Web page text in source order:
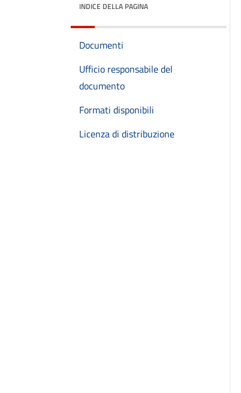
INDICE DELLA PAGINA
Documenti
Ufficio responsabile del
documento
Formati disponibili
Licenza di distribuzione